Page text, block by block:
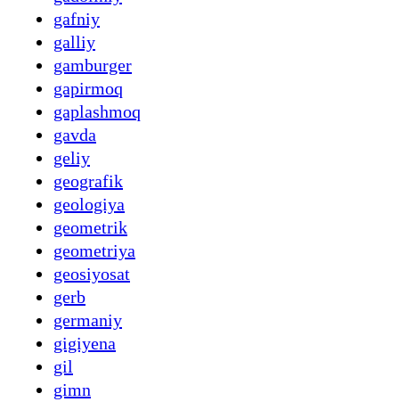
gafniy
galliy
gamburger
gapirmoq
gaplashmoq
gavda
geliy
geografik
geologiya
geometrik
geometriya
geosiyosat
gerb
germaniy
gigiyena
gil
gimn